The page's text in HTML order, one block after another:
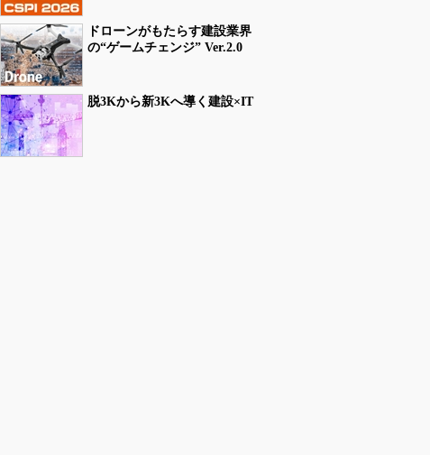
ドローンがもたらす建設業界
の“ゲームチェンジ” Ver.2.0
脱3Kから新3Kへ導く建設×IT